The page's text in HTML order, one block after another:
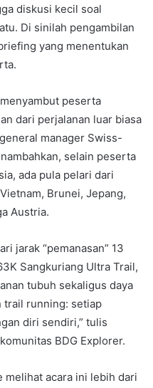
diskusi kecil soal
Di sinilah pengambilan
yang menentukan
peserta
dari perjalanan luar biasa
manager Swiss-
selain peserta
ada pula pelari dari
Brunei, Jepang,
Austria.
jarak “pemanasan” 13
Sangkuriang Ultra Trail,
tubuh sekaligus daya
trail running: setiap
diri sendiri,” tulis
BDG Explorer.
acara ini lebih dari